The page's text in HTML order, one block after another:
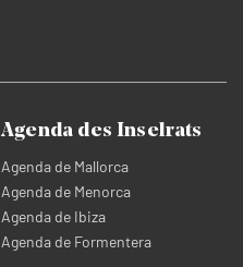
Agenda des Inselrats
Agenda de Mallorca
Agenda de Menorca
Agenda de Ibiza
Agenda de Formentera